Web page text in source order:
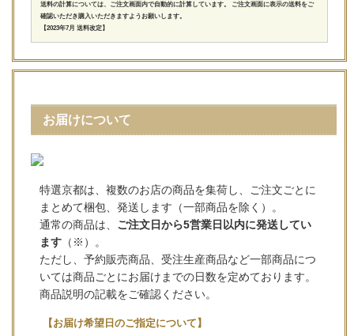
送料の計算については、ご注文画面内で自動的に計算しています。 ご注文画面に表示の送料をご
確認いただき購入いただきますようお願いします。
【2023年7月 送料改定】
お届けについて
特選京都は、複数のお店の商品を集荷し、ご注文ごとに
まとめて梱包、発送します（一部商品を除く）。
通常の商品は、 ご注文日から5営業日以内に発送してい
ます （※）。
ただし、予約販売商品、受注生産商品など一部商品につ
いては商品ごとにお届けまでの日数を定めております。
商品説明の記載をご確認ください。
【お届け希望日のご指定について】